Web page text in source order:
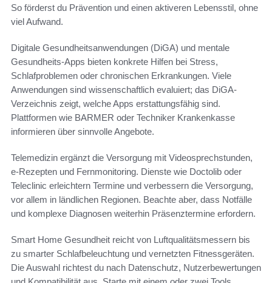
So förderst du Prävention und einen aktiveren Lebensstil, ohne
viel Aufwand.
Digitale Gesundheitsanwendungen (DiGA) und mentale
Gesundheits-Apps bieten konkrete Hilfen bei Stress,
Schlafproblemen oder chronischen Erkrankungen. Viele
Anwendungen sind wissenschaftlich evaluiert; das DiGA-
Verzeichnis zeigt, welche Apps erstattungsfähig sind.
Plattformen wie BARMER oder Techniker Krankenkasse
informieren über sinnvolle Angebote.
Telemedizin ergänzt die Versorgung mit Videosprechstunden,
e-Rezepten und Fernmonitoring. Dienste wie Doctolib oder
Teleclinic erleichtern Termine und verbessern die Versorgung,
vor allem in ländlichen Regionen. Beachte aber, dass Notfälle
und komplexe Diagnosen weiterhin Präsenztermine erfordern.
Smart Home Gesundheit reicht von Luftqualitätsmessern bis
zu smarter Schlafbeleuchtung und vernetzten Fitnessgeräten.
Die Auswahl richtest du nach Datenschutz, Nutzerbewertungen